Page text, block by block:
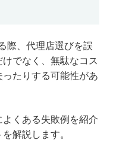
際、代理店選びを誤
でなく、無駄なコス
たりする可能性があ
くある失敗例を紹介
解説します。